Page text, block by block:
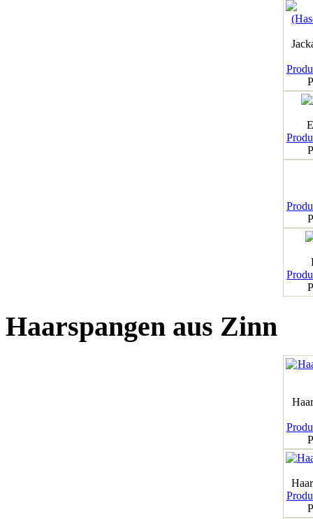
Haarspangen aus Zinn